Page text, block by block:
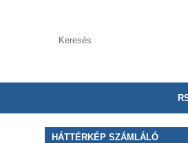
HÁTTÉRKÉP SZÁMLÁLÓ